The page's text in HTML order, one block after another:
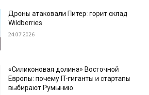
Дроны атаковали Питер: горит склад
Wildberries
24.07.2026
«Силиконовая долина» Восточной
Европы: почему IT-гиганты и стартапы
выбирают Румынию